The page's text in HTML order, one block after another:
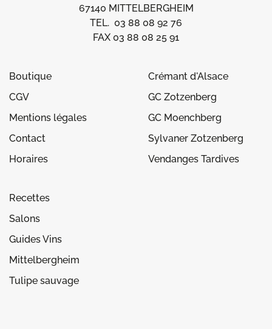
67140 MITTELBERGHEIM
TEL. 03 88 08 92 76
FAX 03 88 08 25 91
Boutique
CGV
Mentions légales
Contact
Horaires
Crémant d'Alsace
GC Zotzenberg
GC Moenchberg
Sylvaner Zotzenberg
Vendanges Tardives
Recettes
Salons
Guides Vins
Mittelbergheim
Tulipe sauvage